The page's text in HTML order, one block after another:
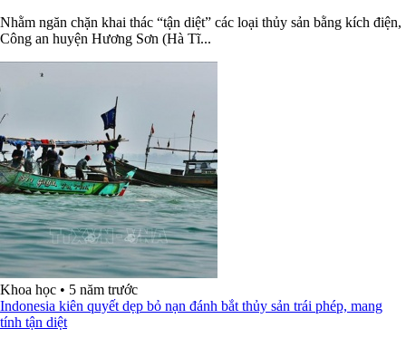
Nhằm ngăn chặn khai thác “tận diệt” các loại thủy sản bằng kích điện,
Công an huyện Hương Sơn (Hà Tĩ...
Khoa học • 5 năm trước
Indonesia kiên quyết dẹp bỏ nạn đánh bắt thủy sản trái phép, mang
tính tận diệt